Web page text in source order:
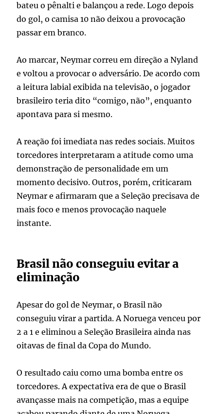
bateu o pênalti e balançou a rede. Logo depois
do gol, o camisa 10 não deixou a provocação
passar em branco.
Ao marcar, Neymar correu em direção a Nyland
e voltou a provocar o adversário. De acordo com
a leitura labial exibida na televisão, o jogador
brasileiro teria dito “comigo, não”, enquanto
apontava para si mesmo.
A reação foi imediata nas redes sociais. Muitos
torcedores interpretaram a atitude como uma
demonstração de personalidade em um
momento decisivo. Outros, porém, criticaram
Neymar e afirmaram que a Seleção precisava de
mais foco e menos provocação naquele
instante.
Brasil não conseguiu evitar a
eliminação
Apesar do gol de Neymar, o Brasil não
conseguiu virar a partida. A Noruega venceu por
2 a 1 e eliminou a Seleção Brasileira ainda nas
oitavas de final da Copa do Mundo.
O resultado caiu como uma bomba entre os
torcedores. A expectativa era de que o Brasil
avançasse mais na competição, mas a equipe